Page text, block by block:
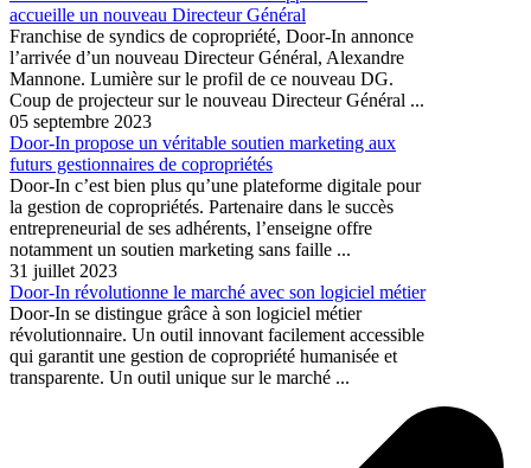
accueille un nouveau Directeur Général
Franchise de syndics de copropriété, Door-In annonce
l’arrivée d’un nouveau Directeur Général, Alexandre
Mannone. Lumière sur le profil de ce nouveau DG.
Coup de projecteur sur le nouveau Directeur Général ...
05 septembre 2023
Door-In propose un véritable soutien marketing aux
futurs gestionnaires de copropriétés
Door-In c’est bien plus qu’une plateforme digitale pour
la gestion de copropriétés. Partenaire dans le succès
entrepreneurial de ses adhérents, l’enseigne offre
notamment un soutien marketing sans faille ...
31 juillet 2023
Door-In révolutionne le marché avec son logiciel métier
Door-In se distingue grâce à son logiciel métier
révolutionnaire. Un outil innovant facilement accessible
qui garantit une gestion de copropriété humanisée et
transparente. Un outil unique sur le marché ...